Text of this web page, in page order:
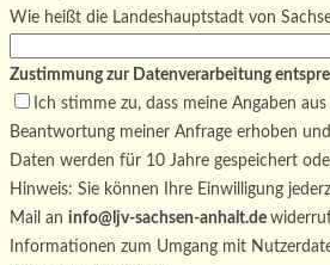
Wie heißt die Landeshauptstadt von
Zustimmung zur Datenverarbeitung
Ich stimme zu, dass meine Angaben
Beantwortung meiner Anfrage erhoben
Daten werden für 10 Jahre gespeichert
Hinweis: Sie können Ihre Einwilligung
Mail an info@ljv-sachsen-anhalt.de
Informationen zum Umgang mit